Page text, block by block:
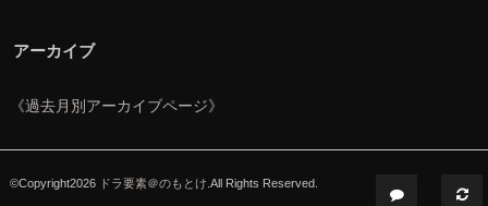
アーカイブ
《過去月別アーカイブページ》
©Copyright2026 ドラ要素＠のもとけ .All Rights Reserved.